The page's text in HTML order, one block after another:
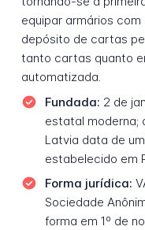
equipar armários
depósito de cartas
tanto cartas quanto
automatizada.
Fundada: 2 de
estatal moderna;
Latvia data de
estabelecido em
Forma jurídica:
Sociedade
forma em 1º de